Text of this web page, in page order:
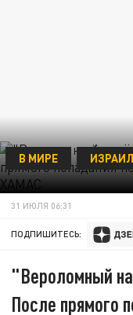
В МИРЕ
31 ИЮЛЯ 06:31
ПОДПИШИТЕСЬ:
"Вероломный
После прямого